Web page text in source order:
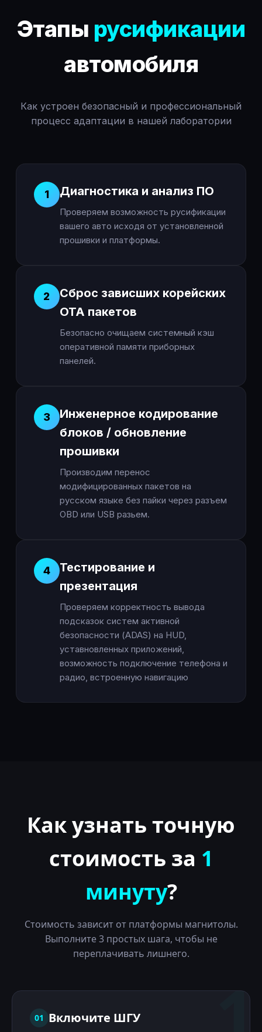
Этапы русификации
автомобиля
Как устроен безопасный и профессиональный
процесс адаптации в нашей лаборатории
1 Диагностика и анализ ПО
Проверяем возможность русификации
вашего авто исходя от установленной
прошивки и платформы.
2
Сброс зависших корейских
OTA пакетов
Безопасно очищаем системный кэш
оперативной памяти приборных
панелей.
3
Инженерное кодирование
блоков / обновление
прошивки
Производим перенос
модифицированных пакетов на
русском языке без пайки через разъем
OBD или USB разьем.
4
Тестирование и
презентация
Проверяем корректность вывода
подсказок систем активной
безопасности (ADAS) на HUD,
уставновленных приложений,
возможность подключение телефона и
радио, встроенную навигацию
Как узнать точную
стоимость за 1
минуту?
Стоимость зависит от платформы магнитолы.
Выполните 3 простых шага, чтобы не
переплачивать лишнего.
01 Включите ШГУ